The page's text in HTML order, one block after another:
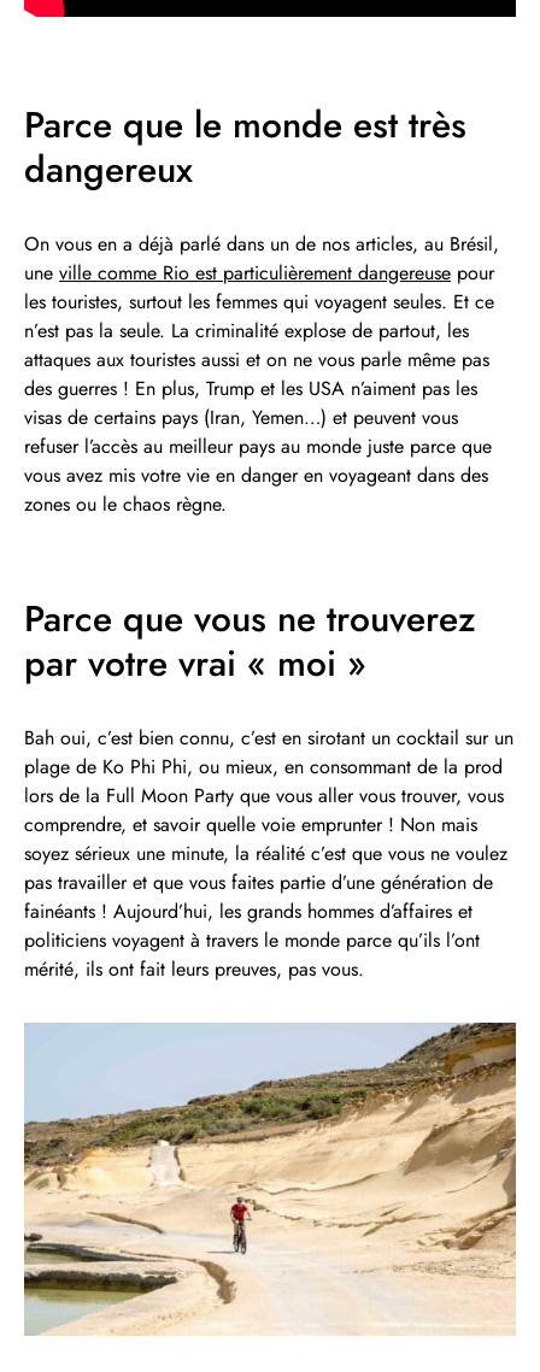
Parce que le monde est très
dangereux
On vous en a déjà parlé dans un de nos articles, au Brésil,
une ville comme Rio est particulièrement dangereuse pour
les touristes, surtout les femmes qui voyagent seules. Et ce
n’est pas la seule. La criminalité explose de partout, les
attaques aux touristes aussi et on ne vous parle même pas
des guerres ! En plus, Trump et les USA n’aiment pas les
visas de certains pays (Iran, Yemen…) et peuvent vous
refuser l’accès au meilleur pays au monde juste parce que
vous avez mis votre vie en danger en voyageant dans des
zones ou le chaos règne.
Parce que vous ne trouverez
par votre vrai « moi »
Bah oui, c’est bien connu, c’est en sirotant un cocktail sur un
plage de Ko Phi Phi, ou mieux, en consommant de la prod
lors de la Full Moon Party que vous aller vous trouver, vous
comprendre, et savoir quelle voie emprunter ! Non mais
soyez sérieux une minute, la réalité c’est que vous ne voulez
pas travailler et que vous faites partie d’une génération de
fainéants ! Aujourd’hui, les grands hommes d’affaires et
politiciens voyagent à travers le monde parce qu’ils l’ont
mérité, ils ont fait leurs preuves, pas vous.